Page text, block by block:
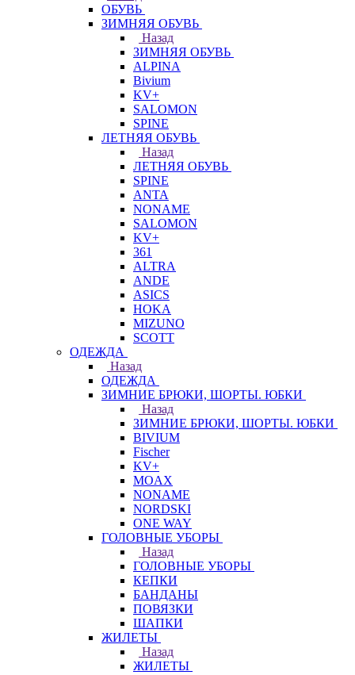
ОБУВЬ
ЗИМНЯЯ ОБУВЬ
Назад
ЗИМНЯЯ ОБУВЬ
ALPINA
Bivium
KV+
SALOMON
SPINE
ЛЕТНЯЯ ОБУВЬ
Назад
ЛЕТНЯЯ ОБУВЬ
SPINE
ANTA
NONAME
SALOMON
KV+
361
ALTRA
ANDE
ASICS
HOKA
MIZUNO
SCOTT
ОДЕЖДА
Назад
ОДЕЖДА
ЗИМНИЕ БРЮКИ, ШОРТЫ. ЮБКИ
Назад
ЗИМНИЕ БРЮКИ, ШОРТЫ. ЮБКИ
BIVIUM
Fischer
KV+
MOAX
NONAME
NORDSKI
ONE WAY
ГОЛОВНЫЕ УБОРЫ
Назад
ГОЛОВНЫЕ УБОРЫ
КЕПКИ
БАНДАНЫ
ПОВЯЗКИ
ШАПКИ
ЖИЛЕТЫ
Назад
ЖИЛЕТЫ